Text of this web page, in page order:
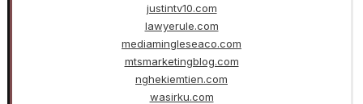
justintv10.com
lawyerule.com
mediamingleseaco.com
mtsmarketingblog.com
nghekiemtien.com
wasirku.com